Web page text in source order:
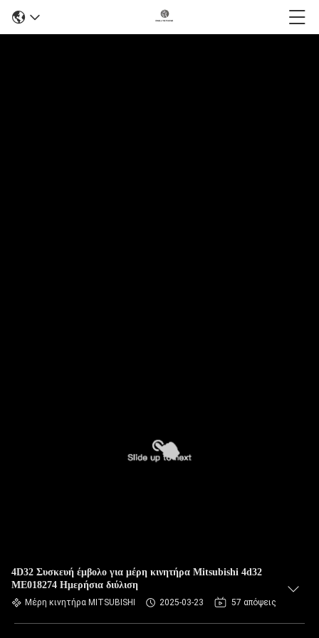
4D32 Συσκευή έμβολο για μέρη κινητήρα Mitsubishi 4d32
ME018274 Ημερήσια διύλιση
Μέρη κινητήρα MITSUBISHI 2025-03-23 57 απόψεις